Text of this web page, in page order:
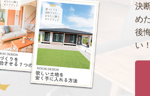
決
め
後
い！